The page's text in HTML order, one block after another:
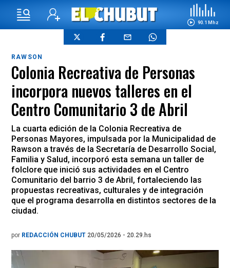
90.1 Mhz
RAWSON
Colonia Recreativa de Personas
incorpora nuevos talleres en el
Centro Comunitario 3 de Abril
La cuarta edición de la Colonia Recreativa de
Personas Mayores, impulsada por la Municipalidad de
Rawson a través de la Secretaría de Desarrollo Social,
Familia y Salud, incorporó esta semana un taller de
folclore que inició sus actividades en el Centro
Comunitario del barrio 3 de Abril, fortaleciendo las
propuestas recreativas, culturales y de integración
que el programa desarrolla en distintos sectores de la
ciudad.
por REDACCIÓN CHUBUT 20/05/2026 - 20.29.hs